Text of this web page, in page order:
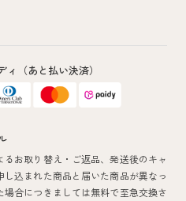
ィ（あと払い決済）
お取り替え・ご返品、発送後のキャ
込まれた商品と届いた商品が異なっ
合につきましては無料で至急交換さ